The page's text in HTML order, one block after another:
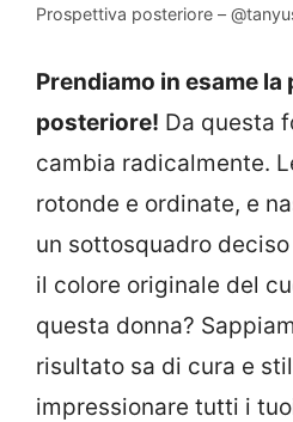
Prospettiva posteriore –
Prendiamo in esame
posteriore! Da questa
cambia radicalmente.
rotonde e ordinate, e
un sottosquadro
il colore originale del
questa donna?
risultato sa di cura e
impressionare tutti i